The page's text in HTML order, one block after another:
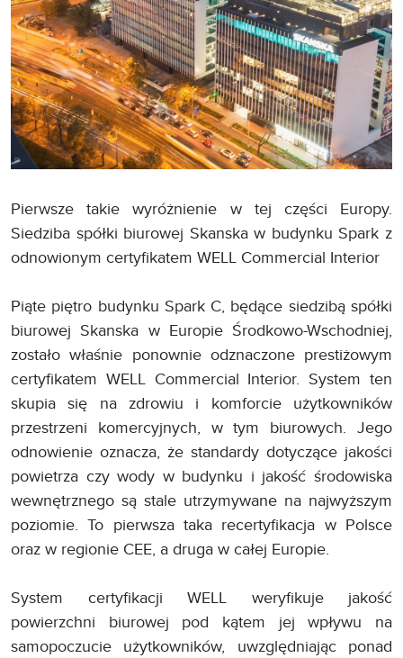
Pierwsze takie wyróżnienie w tej części Europy.
Siedziba spółki biurowej Skanska w budynku Spark z
odnowionym certyfikatem WELL Commercial Interior
Piąte piętro budynku Spark C, będące siedzibą spółki
biurowej Skanska w Europie Środkowo-Wschodniej,
zostało właśnie ponownie odznaczone prestiżowym
certyfikatem WELL Commercial Interior. System ten
skupia się na zdrowiu i komforcie użytkowników
przestrzeni komercyjnych, w tym biurowych. Jego
odnowienie oznacza, że standardy dotyczące jakości
powietrza czy wody w budynku i jakość środowiska
wewnętrznego są stale utrzymywane na najwyższym
poziomie. To pierwsza taka recertyfikacja w Polsce
oraz w regionie CEE, a druga w całej Europie.
System certyfikacji WELL weryfikuje jakość
powierzchni biurowej pod kątem jej wpływu na
samopoczucie użytkowników, uwzględniając ponad